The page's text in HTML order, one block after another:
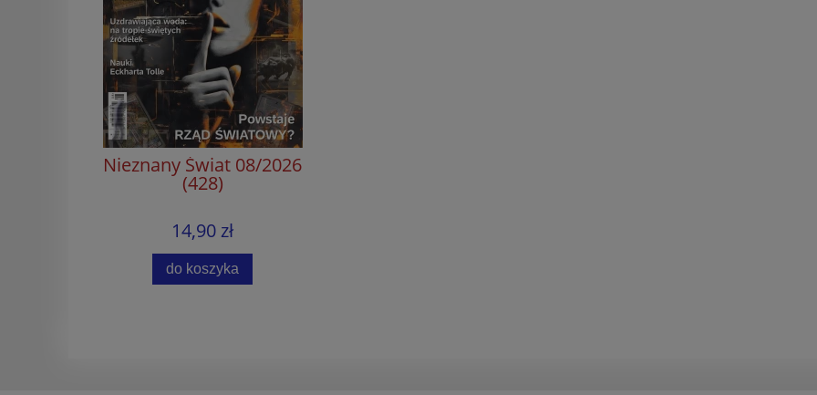
Nieznany Świat 08/2026
(428)
14,90 zł
do koszyka